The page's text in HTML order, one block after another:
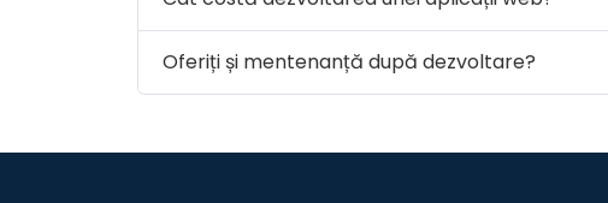
Oferiți și mentenanță după dezvoltare?